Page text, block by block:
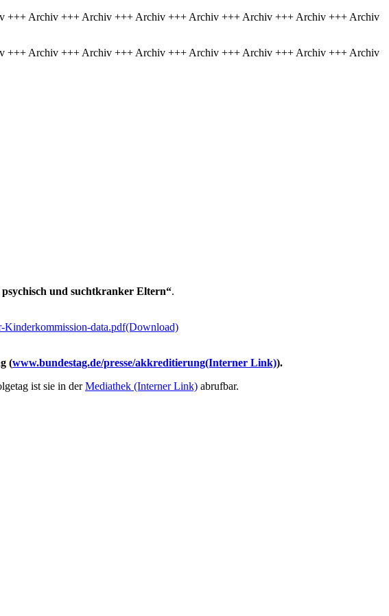
Archiv +++ Archiv +++ Archiv +++ Archiv +++ Archiv +++ Archiv +++ Archiv
Archiv +++ Archiv +++ Archiv +++ Archiv +++ Archiv +++ Archiv +++ Archiv
und suchtkranker Eltern“.
Kinderkommission-data.pdf(Download)
(www.bundestag.de/presse/akkreditierung(Interner Link)).
ist sie in derMediathek (Interner Link) abrufbar.